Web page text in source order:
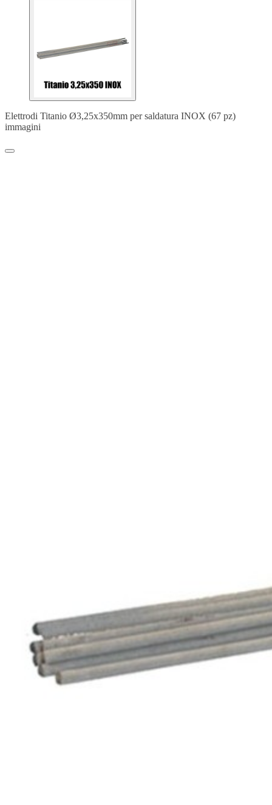
Elettrodi Titanio Ø3,25x350mm per saldatura INOX (67 pz)
immagini